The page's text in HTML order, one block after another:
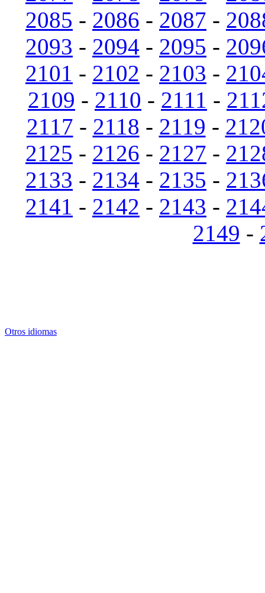
2085 - 2086 - 2087 -
2093 - 2094 - 2095 -
2101 - 2102 - 2103 -
2109 - 2110 - 2111 -
2117 - 2118 - 2119 -
2125 - 2126 - 2127 -
2133 - 2134 - 2135 -
2141 - 2142 - 2143 -
2149 -
Otros idiomas